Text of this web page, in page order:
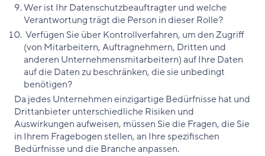
Wer ist Ihr Datenschutzbeauftragter und welche
Verantwortung trägt die Person in dieser Rolle?
Verfügen Sie über Kontrollverfahren, um den Zugriff
(von Mitarbeitern, Auftragnehmern, Dritten und
anderen Unternehmensmitarbeitern) auf Ihre Daten
auf die Daten zu beschränken, die sie unbedingt
benötigen?
Da jedes Unternehmen einzigartige Bedürfnisse hat und
Drittanbieter unterschiedliche Risiken und
Auswirkungen aufweisen, müssen Sie die Fragen, die Sie
in Ihrem Fragebogen stellen, an Ihre spezifischen
Bedürfnisse und die Branche anpassen.